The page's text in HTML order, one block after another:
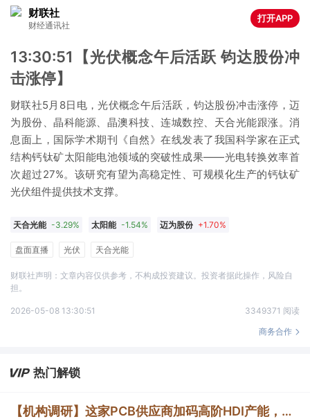
财联社
财经通讯社
打开APP
13:30:51【光伏概念午后活跃 钧达股份冲
击涨停】
财联社5月8日电，光伏概念午后活跃，钧达股份冲击涨停，迈
为股份、晶科能源、晶澳科技、连城数控、天合光能跟涨。消
息面上，国际学术期刊《自然》在线发表了我国科学家在正式
结构钙钛矿太阳能电池领域的突破性成果——光电转换效率首
次超过27%。该研究有望为高稳定性、可规模化生产的钙钛矿
光伏组件提供技术支撑。
天合光能 -3.29% 太阳能 -1.54% 迈为股份 +1.70%
晶科能源 -3.06% 钧达股份
盘面直播 光伏 天合光能
财联社声明：文章内容仅供参考，不构成投资建议。投资者据此操作，风险自
担。
2026-05-08 13:30:51
3349371 阅读
商务合作
热门解锁
【机构调研】这家PCB供应商加码高阶HDI产能，建成三条mSAP产线